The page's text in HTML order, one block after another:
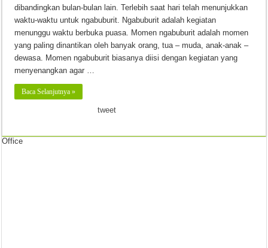
dibandingkan bulan-bulan lain. Terlebih saat hari telah menunjukkan
waktu-waktu untuk ngabuburit. Ngabuburit adalah kegiatan
menunggu waktu berbuka puasa. Momen ngabuburit adalah momen
yang paling dinantikan oleh banyak orang, tua – muda, anak-anak –
dewasa. Momen ngabuburit biasanya diisi dengan kegiatan yang
menyenangkan agar …
Baca Selanjutnya »
tweet
Office